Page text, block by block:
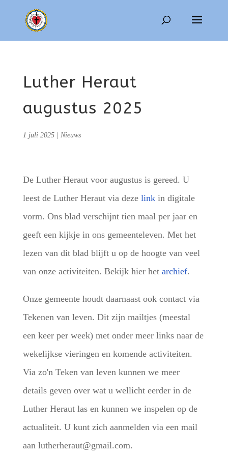
Luther Heraut
augustus 2025
1 juli 2025| Nieuws
De Luther Heraut voor augustus is gereed. U
leest de Luther Heraut via deze link in digitale
vorm. Ons blad verschijnt tien maal per jaar en
geeft een kijkje in ons gemeenteleven. Met het
lezen van dit blad blijft u op de hoogte van veel
van onze activiteiten. Bekijk hier het archief.
Onze gemeente houdt daarnaast ook contact via
Tekenen van leven. Dit zijn mailtjes (meestal
een keer per week) met onder meer links naar de
wekelijkse vieringen en komende activiteiten.
Via zo'n Teken van leven kunnen we meer
details geven over wat u wellicht eerder in de
Luther Heraut las en kunnen we inspelen op de
actualiteit. U kunt zich aanmelden via een mail
aan lutherheraut@gmail.com.